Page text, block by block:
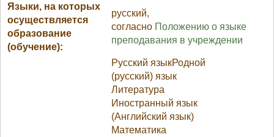
Языки, на которых
осуществляется
образование
(обучение):
русский,
согласно Положению о языке
преподавания в учреждении
Русский языкРодной
(русский) язык
Литература
Иностранный язык
(Английский язык)
Математика